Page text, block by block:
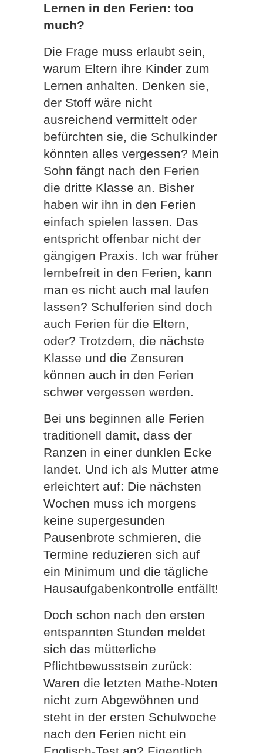
Lernen in den Ferien: too
much?
Die Frage muss erlaubt sein,
warum Eltern ihre Kinder zum
Lernen anhalten. Denken sie,
der Stoff wäre nicht
ausreichend vermittelt oder
befürchten sie, die Schulkinder
könnten alles vergessen? Mein
Sohn fängt nach den Ferien
die dritte Klasse an. Bisher
haben wir ihn in den Ferien
einfach spielen lassen. Das
entspricht offenbar nicht der
gängigen Praxis. Ich war früher
lernbefreit in den Ferien, kann
man es nicht auch mal laufen
lassen? Schulferien sind doch
auch Ferien für die Eltern,
oder? Trotzdem, die nächste
Klasse und die Zensuren
können auch in den Ferien
schwer vergessen werden.
Bei uns beginnen alle Ferien
traditionell damit, dass der
Ranzen in einer dunklen Ecke
landet. Und ich als Mutter atme
erleichtert auf: Die nächsten
Wochen muss ich morgens
keine supergesunden
Pausenbrote schmieren, die
Termine reduzieren sich auf
ein Minimum und die tägliche
Hausaufgabenkontrolle entfällt!
Doch schon nach den ersten
entspannten Stunden meldet
sich das mütterliche
Pflichtbewusstsein zurück:
Waren die letzten Mathe-Noten
nicht zum Abgewöhnen und
steht in der ersten Schulwoche
nach den Ferien nicht ein